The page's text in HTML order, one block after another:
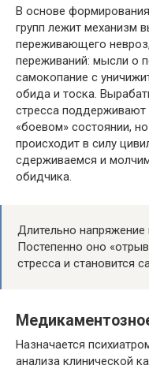
В основе
групп лежит механизм
переживающего
переживаний: мысли о
самокопание с
обида и тоска.
стресса
«боевом» состоянии,
происходит в силу
сдерживаемся и
обидчика.
Длительно
Постепенно оно
стресса и становится
Назначается
анализа клинической